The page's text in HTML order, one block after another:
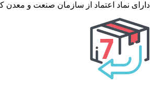
دارای نماد اعتماد از سازمان صنعت و معدن